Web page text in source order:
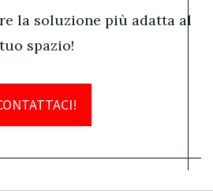
la soluzione più adatta al
tuo spazio!